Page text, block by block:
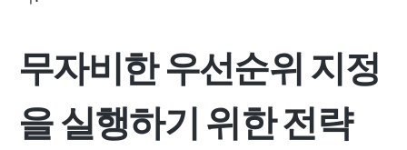
무자비한 우선순위 지정
을 실행하기 위한 전략